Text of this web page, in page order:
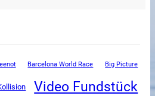
Barcelona World Race Big Picture
Video Fundstück